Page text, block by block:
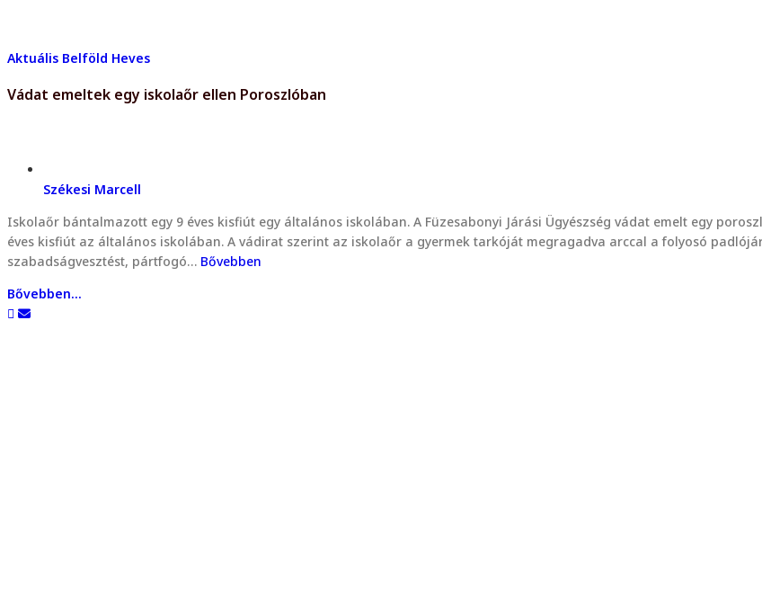
Aktuális Belföld Heves
Vádat emeltek egy iskolaőr ellen Poroszlóban
Székesi Marcell
Iskolaőr bántalmazott egy 9 éves kisfiút egy általános iskolában. A Füzesabonyi Járási Ügyészség vádat emelt egy
éves kisfiút az általános iskolában. A vádirat szerint az iskolaőr a gyermek tarkóját megragadva arccal a folyosó
szabadságvesztést, pártfogó… Bővebben
Bővebben...